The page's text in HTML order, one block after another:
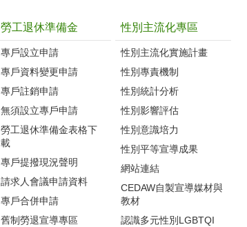
勞工退休準備金
專戶設立申請
專戶資料變更申請
專戶註銷申請
無須設立專戶申請
勞工退休準備金表格下
載
專戶提撥現況聲明
請求人會議申請資料
專戶合併申請
舊制勞退宣導專區
性別主流化專區
性別主流化實施計畫
性別專責機制
性別統計分析
性別影響評估
性別意識培力
性別平等宣導成果
網站連結
CEDAW自製宣導媒材與
教材
認識多元性別LGBTQI